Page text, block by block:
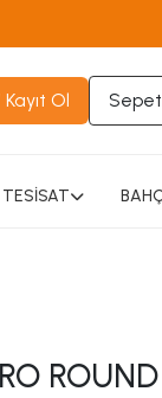
Ol
TESİSAT
ROUND